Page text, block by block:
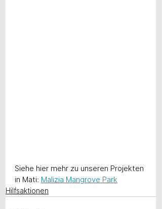
Siehe hier mehr zu unseren Projekten
in Mati: Malizia Mangrove Park
Hilfsaktionen